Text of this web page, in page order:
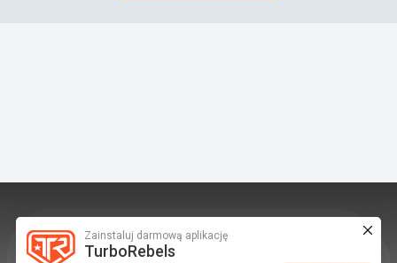
Zainstaluj darmową aplikację
TurboRebels
TurboRebels to platforma społecznościowa i
aplikacja mobilna dla fanów motoryzacji.